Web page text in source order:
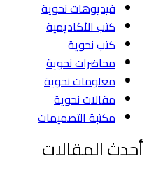
فيديوهات نحوية
كتب الأكاديمية
كتب نحوية
محاضرات نحوية
معلومات نحوية
مقالات نحوية
مكتبة التصميمات
أحدث المقالات